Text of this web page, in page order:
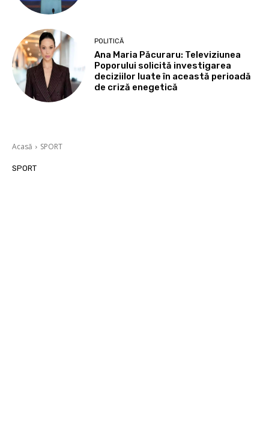
POLITICĂ
Ana Maria Păcuraru: Televiziunea
Poporului solicită investigarea
deciziilor luate în această perioadă
de criză enegetică